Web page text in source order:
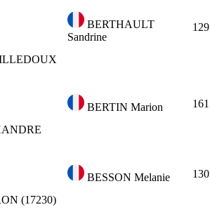
BERTHAULT
Sandrine
129
BERTIN Marion
161
BESSON Melanie
130
(17230)